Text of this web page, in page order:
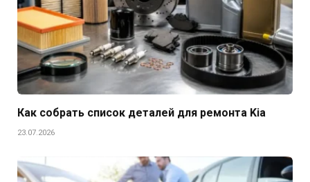
Как собрать список деталей для ремонта Kia
23.07.2026